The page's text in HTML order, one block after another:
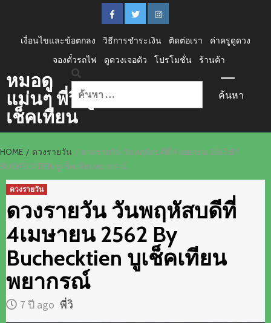
content
FACEBOOKTwitterinstagram
เงื่อนไขและข้อตกลง วิธีการชำระเงิน ติดต่อเรา
ค่าครูดูดวง
จองตั๋วรถไฟ
ดูดวงเจอตัว โปรโมชั่น ร้านค้า
หมอดู
แม่นๆ พี่วิ บู
เช็คเทียน
ค้นหา
HOME ดวงรายวัน
ดวงรายวัน วันพฤหัสบดีที่ 4เมษายน 2562 BY
BUCHECKTIEN บูเช็คเทียนพยากรณ์
ดวงรายวัน
ดวงรายวัน วันพฤหัสบดีที่
4เมษายน 2562 By
Buchecktien บูเช็คเทียน
พยากรณ์
7 ปี ago พี่วิ